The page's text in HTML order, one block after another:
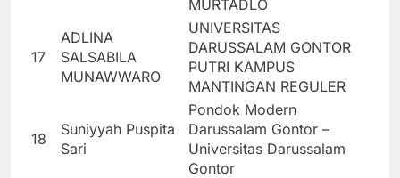
MURTADLO
17
ADLINA
SALSABILA
MUNAWWARO
UNIVERSITAS
DARUSSALAM GONTOR
PUTRI KAMPUS
MANTINGAN REGULER
18
Suniyyah Puspita
Sari
Pondok Modern
Darussalam Gontor –
Universitas Darussalam
Gontor